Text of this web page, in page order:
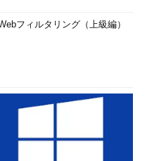
フィルタリング（上級編）